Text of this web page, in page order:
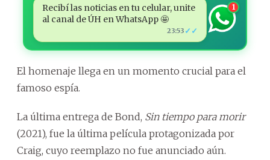
Recibí las noticias en tu celular, unite
al canal de ÚH en WhatsApp 🤩
23:53 ✓✓
1
El homenaje llega en un momento crucial para el
famoso espía.
La última entrega de Bond, Sin tiempo para morir
(2021), fue la última película protagonizada por
Craig, cuyo reemplazo no fue anunciado aún.